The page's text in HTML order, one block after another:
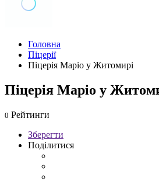
Головна
Піцерії
Піцерія Маріо у Житомирі
Піцерія Маріо у
0 Рейтинги
Зберегти
Поділитися